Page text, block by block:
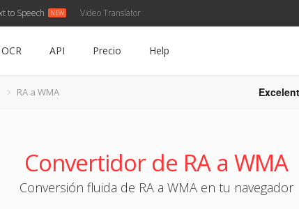
to Speech Video Translator
OCR API Precio Help
RA a WMA
Convertidor de RA a WMA
Conversión fluida de RA a WMA en tu navegador